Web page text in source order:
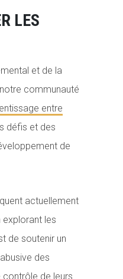
LES
et de la
communauté
entre
défis et des
de
actuellement
explorant les
de soutenir un
des
contrôle de leurs